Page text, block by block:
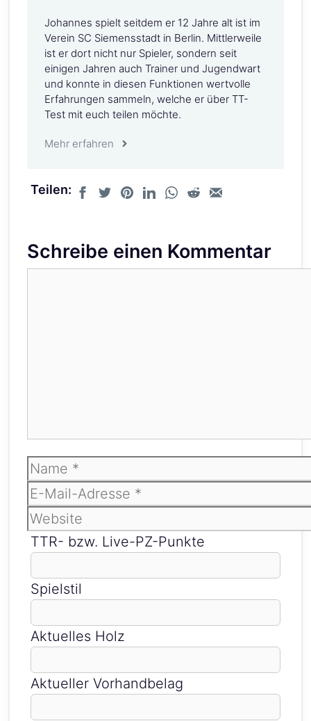
Johannes spielt seitdem er 12 Jahre alt ist im
Verein SC Siemensstadt in Berlin. Mittlerweile
ist er dort nicht nur Spieler, sondern seit
einigen Jahren auch Trainer und Jugendwart
und konnte in diesen Funktionen wertvolle
Erfahrungen sammeln, welche er über TT-
Test mit euch teilen möchte.
Mehr erfahren
Teilen:
Schreibe einen Kommentar
Name
E-
Mail-
Adresse
Website
TTR- bzw. Live-PZ-Punkte
Spielstil
Aktuelles Holz
Aktueller Vorhandbelag